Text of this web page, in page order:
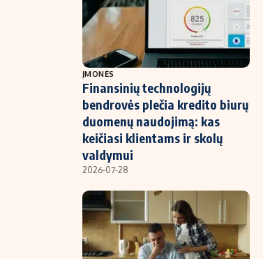
ĮMONĖS
Finansinių technologijų
bendrovės plečia kredito biurų
duomenų naudojimą: kas
keičiasi klientams ir skolų
valdymui
2026-07-28